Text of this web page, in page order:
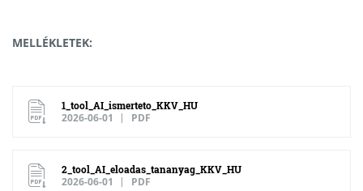
MELLÉKLETEK:
1_tool_AI_ismerteto_KKV_HU
2026-06-01 PDF
2_tool_AI_eloadas_tananyag_KKV_HU
2026-06-01 PDF